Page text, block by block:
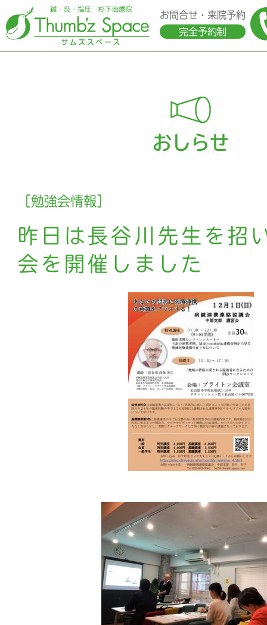
お問合せ・来院予約
完全予約制
おしらせ
［勉強会情報］
昨日は長谷川先生を招
会を開催しました